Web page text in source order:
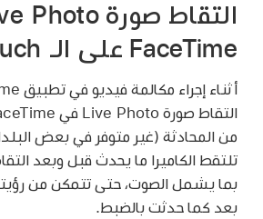
FaceTime على الـ iPod touch
أثناء إجراء مكالمة فيديو في تطبيق FaceTime
من المحادثة (غير متوفر في بعض
تلتقط الكاميرا ما يحدث قبل وبعد
بما يشمل الصوت، حتى تتمكن من
بعد كما حدثت بالضبط.